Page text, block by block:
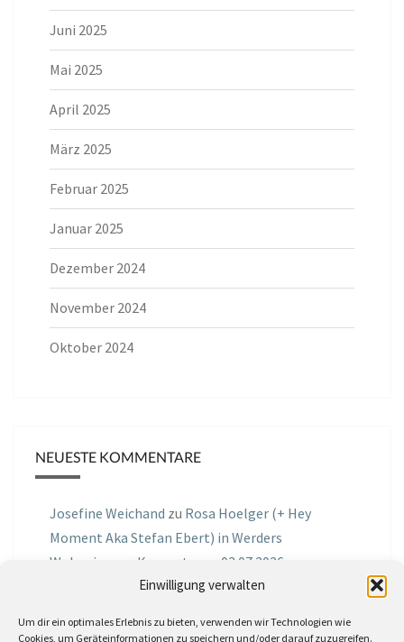
Einwilligung verwalten
Um dir ein optimales Erlebnis zu bieten, verwenden wir Technologien wie
Cookies, um Geräteinformationen zu speichern und/oder darauf zuzugreifen.
Juni 2025
Mai 2025
April 2025
März 2025
Februar 2025
Januar 2025
Dezember 2024
November 2024
Oktober 2024
NEUESTE KOMMENTARE
Josefine Weichand zu Rosa Hoelger (+ Hey
Moment Aka Stefan Ebert) in Werders
Wohnzimmer Konzerte am 03.07.2026
Podcast Nr.01 vom 08.09.2025 mit Joe Astray